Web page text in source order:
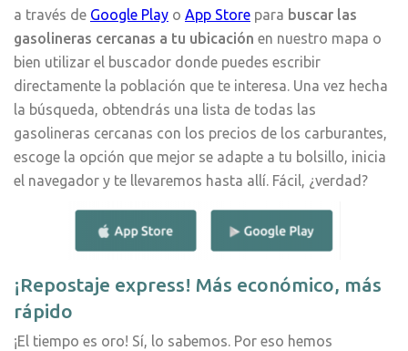
a través de Google Play o App Store para buscar las
gasolineras cercanas a tu ubicación en nuestro mapa o
bien utilizar el buscador donde puedes escribir
directamente la población que te interesa. Una vez hecha
la búsqueda, obtendrás una lista de todas las
gasolineras cercanas con los precios de los carburantes,
escoge la opción que mejor se adapte a tu bolsillo, inicia
el navegador y te llevaremos hasta allí. Fácil, ¿verdad?
¡Repostaje express! Más económico, más
rápido
¡El tiempo es oro! Sí, lo sabemos. Por eso hemos